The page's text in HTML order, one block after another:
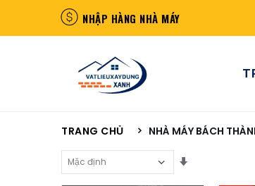
NHẬP HÀNG NHÀ MÁY
TRANG CHỦ NHÀ MÁY BÁCH
Sắp Xếp Theo